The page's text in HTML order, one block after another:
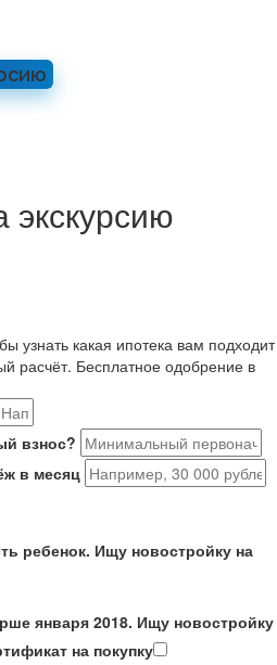
экскурсию
узнать какая ипотека вам подходит
расчёт. Бесплатное одобрение в
взнос?
в месяц
ребенок. Ищу новостройку на
января 2018. Ищу новостройку
на покупку